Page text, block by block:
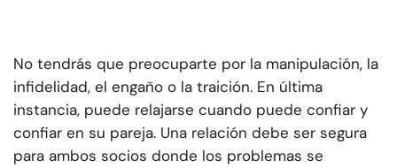
No tendrás que preocuparte por la manipulación, la
infidelidad, el engaño o la traición. En última
instancia, puede relajarse cuando puede confiar y
confiar en su pareja. Una relación debe ser segura
para ambos socios donde los problemas se